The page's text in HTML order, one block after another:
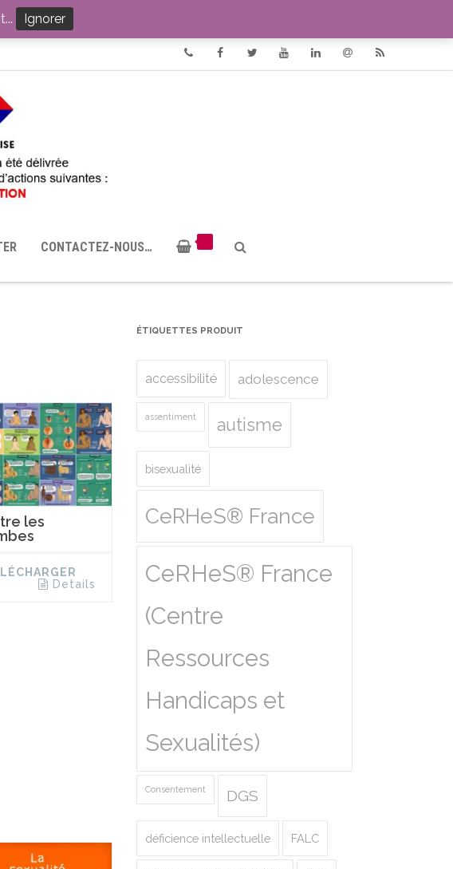
SEXUELLE
CONTACTEZ-NOUS…
les
Details
ÉTIQUETTES PRODUIT
accessibilité adolescence
assentiment autisme
bisexualité
CeRHeS® France
CeRHeS® France
(Centre
Ressources
Handicaps et
Sexualités)
Consentement DGS
déficience intellectuelle FALC
Ignorer